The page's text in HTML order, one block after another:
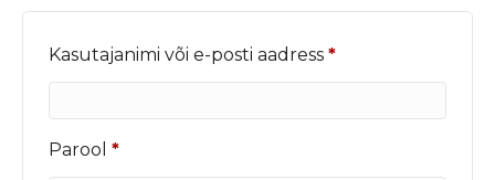
Kasutajanimi või e-posti aadress *Nõutud
Parool *Nõutud